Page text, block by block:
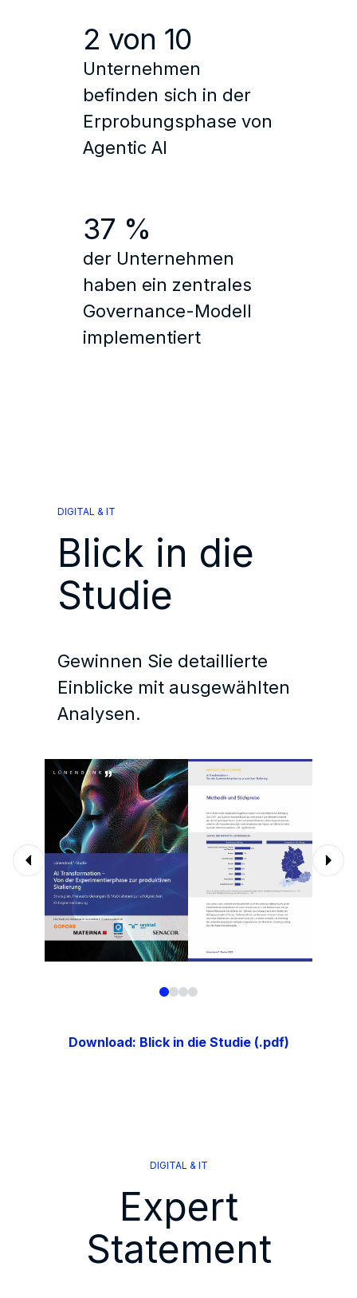
2 von 10
Unternehmen
befinden sich in der
Erprobungsphase von
Agentic AI
37 %
der Unternehmen
haben ein zentrales
Governance-Modell
implementiert
DIGITAL & IT
Blick in die
Studie
Gewinnen Sie detaillierte
Einblicke mit ausgewählten
Analysen.
Download: Blick in die Studie (.pdf)
DIGITAL & IT
Expert
Statement